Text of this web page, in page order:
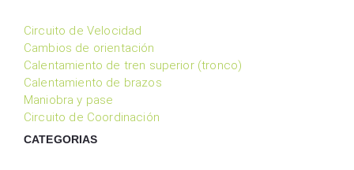
Circuito de Velocidad
Cambios de orientación
Calentamiento de tren superior (tronco)
Calentamiento de brazos
Maniobra y pase
Circuito de Coordinación
CATEGORIAS